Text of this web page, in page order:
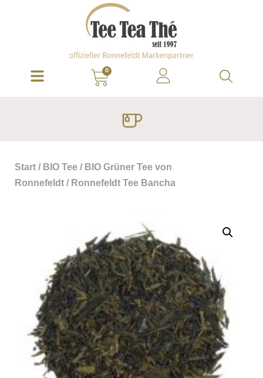
0
Start / BIO Tee / BIO Grüner Tee von
Ronnefeldt / Ronnefeldt Tee Bancha